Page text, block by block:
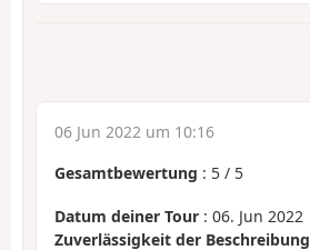
06 Jun 2022 um 10:16
Gesamtbewertung : 5 / 5
Datum deiner Tour : 06. Jun 2022
Zuverlässigkeit der Beschreibung